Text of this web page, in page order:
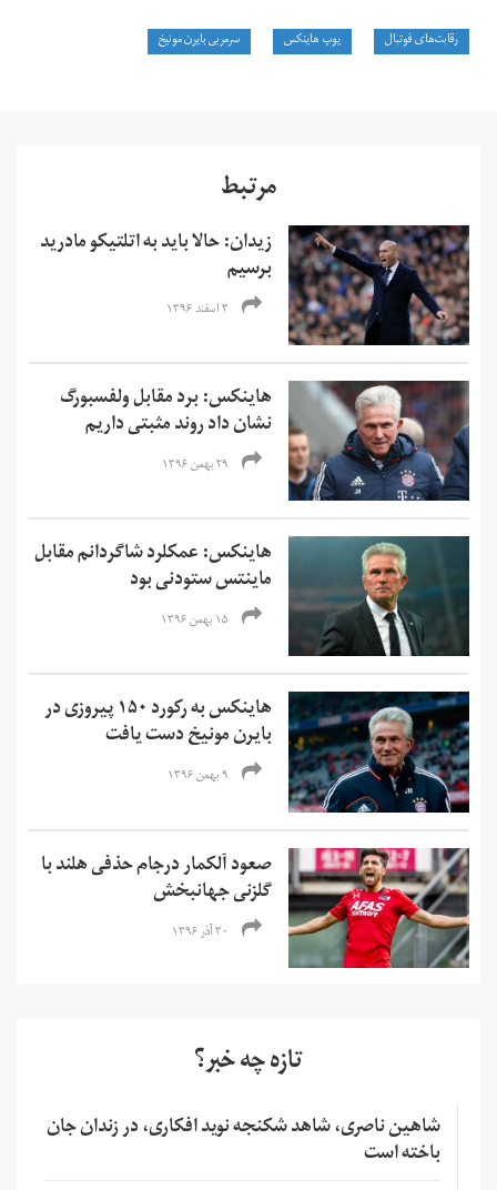
رقابت‌های فوتبال یوپ هاینکس سرمربی بایرن مونیخ
مرتبط
زیدان: حالا باید به اتلتیکو مادرید
برسیم
۳ اسفند ۱۳۹۶
هاینکس: برد مقابل ولفسبورگ
نشان داد روند مثبتی داریم
۲۹ بهمن ۱۳۹۶
هاینکس: عمکلرد شاگردانم‌ مقابل
ماینتس ستودنی بود
۱۵ بهمن ۱۳۹۶
هاینکس به رکورد ۱۵۰ پیروزی در
بایرن مونیخ دست یافت
۹ بهمن ۱۳۹۶
صعود آلکمار درجام حذفی هلند با
گلزنی جهانبخش
۳۰ آذر ۱۳۹۶
تازه چه خبر؟
شاهین ناصری، شاهد شکنجه نوید افکاری، در زندان جان
باخته است